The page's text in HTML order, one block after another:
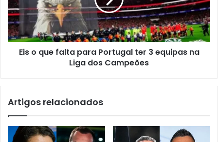
Eis o que falta para Portugal ter 3 equipas na
Liga dos Campeões
Artigos relacionados